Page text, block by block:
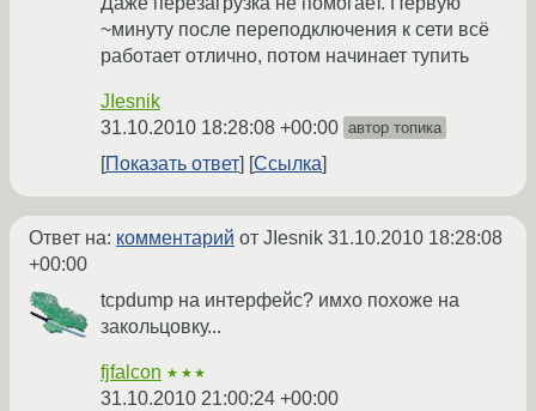
~минуту после переподключения к сети всё
работает отлично, потом начинает тупить
JIesnik
31.10.2010 18:28:08 +00:00 автор топика
Показать ответ Ссылка
Ответ на: комментарий от JIesnik 31.10.2010 18:28:08
+00:00
tcpdump на интерфейс? имхо похоже на
закольцовку...
fjfalcon ★★★
31.10.2010 21:00:24 +00:00